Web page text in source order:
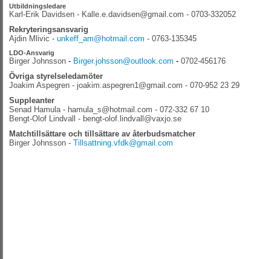
Utbildningsledare
Karl-Erik Davidsen - Kalle.e.davidsen@gmail.com - 0703-332052
Rekryteringsansvarig
Ajdin Mlivic - unkeff_am@hotmail.com - 0763-135345
LDO-Ansvarig
Birger Johnsson - Birger.johsson@outlook.com - 0702-456176
Övriga styrelseledamöter
Joakim Aspegren - joakim.aspegren1@gmail.com - 070-952 23 29
Suppleanter
Senad Hamula - hamula_s@hotmail.com - 072-332 67 10
Bengt-Olof Lindvall - bengt-olof.lindvall@vaxjo.se
Matchtillsättare och tillsättare av återbudsmatcher
Birger Johnsson - Tillsattning.vfdk@gmail.com